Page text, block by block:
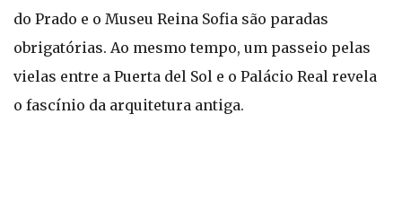
do Prado e o Museu Reina Sofia são paradas
obrigatórias. Ao mesmo tempo, um passeio pelas
vielas entre a Puerta del Sol e o Palácio Real revela
o fascínio da arquitetura antiga.